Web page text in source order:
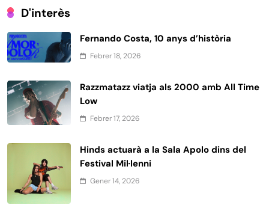
D'interès
Fernando Costa, 10 anys d’història
Febrer 18, 2026
Razzmatazz viatja als 2000 amb All Time
Low
Febrer 17, 2026
Hinds actuarà a la Sala Apolo dins del
Festival Mil·lenni
Gener 14, 2026